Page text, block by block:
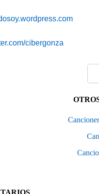
cibergonza